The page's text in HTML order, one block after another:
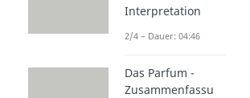
Interpretation
2/4 – Dauer: 04:46
Das Parfum -
Zusammenfassu